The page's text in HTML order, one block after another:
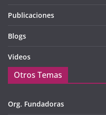
Publicaciones
Blogs
Videos
Otros Temas
Org. Fundadoras